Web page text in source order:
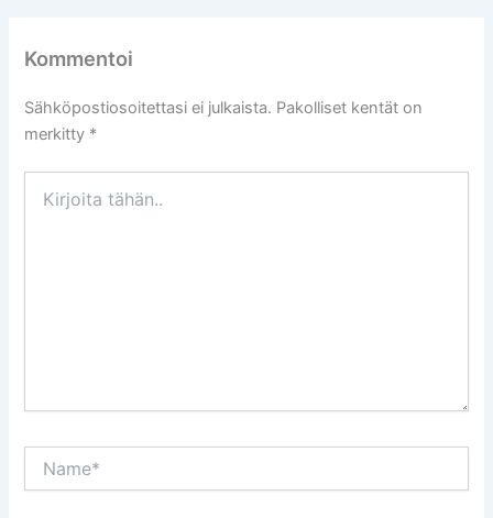
Kommentoi
Sähköpostiosoitettasi ei julkaista. Pakolliset kentät on
merkitty *
tähän..